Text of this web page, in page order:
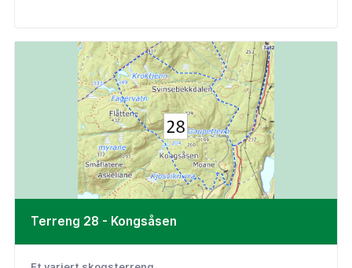
Terreng 28 - Kongsåsen